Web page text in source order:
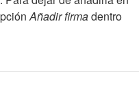
Añadir firmadentro